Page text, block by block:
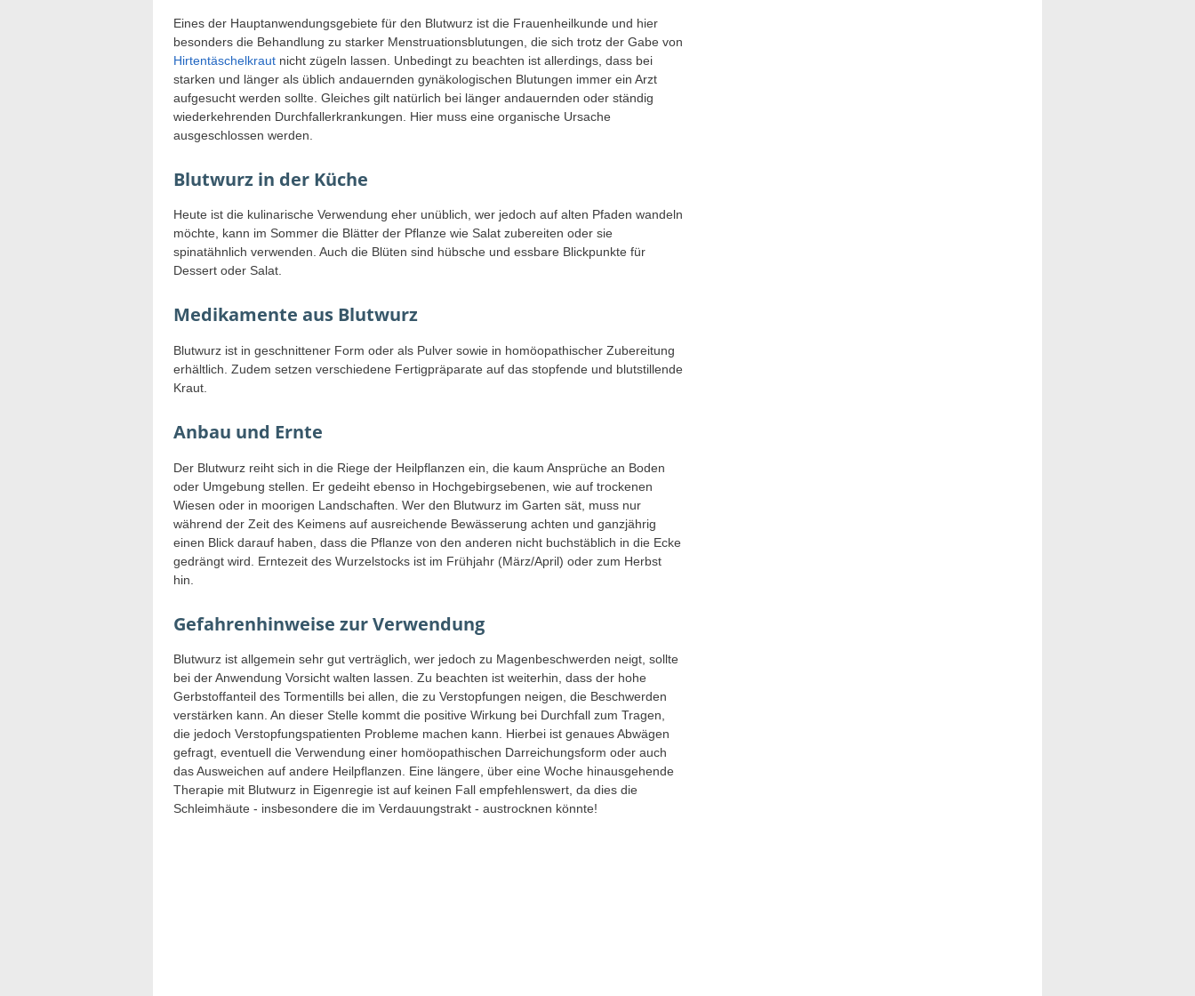
Eines der Hauptanwendungsgebiete für den Blutwurz ist die Frauenheilkunde und hier
besonders die Behandlung zu starker Menstruationsblutungen, die sich trotz der Gabe von
Hirtentäschelkraut nicht zügeln lassen. Unbedingt zu beachten ist allerdings, dass bei
starken und länger als üblich andauernden gynäkologischen Blutungen immer ein Arzt
aufgesucht werden sollte. Gleiches gilt natürlich bei länger andauernden oder ständig
wiederkehrenden Durchfallerkrankungen. Hier muss eine organische Ursache
ausgeschlossen werden.
Blutwurz in der Küche
Heute ist die kulinarische Verwendung eher unüblich, wer jedoch auf alten Pfaden wandeln
möchte, kann im Sommer die Blätter der Pflanze wie Salat zubereiten oder sie
spinatähnlich verwenden. Auch die Blüten sind hübsche und essbare Blickpunkte für
Dessert oder Salat.
Medikamente aus Blutwurz
Blutwurz ist in geschnittener Form oder als Pulver sowie in homöopathischer Zubereitung
erhältlich. Zudem setzen verschiedene Fertigpräparate auf das stopfende und blutstillende
Kraut.
Anbau und Ernte
Der Blutwurz reiht sich in die Riege der Heilpflanzen ein, die kaum Ansprüche an Boden
oder Umgebung stellen. Er gedeiht ebenso in Hochgebirgsebenen, wie auf trockenen
Wiesen oder in moorigen Landschaften. Wer den Blutwurz im Garten sät, muss nur
während der Zeit des Keimens auf ausreichende Bewässerung achten und ganzjährig
einen Blick darauf haben, dass die Pflanze von den anderen nicht buchstäblich in die Ecke
gedrängt wird. Erntezeit des Wurzelstocks ist im Frühjahr (März/April) oder zum Herbst
hin.
Gefahrenhinweise zur Verwendung
Blutwurz ist allgemein sehr gut verträglich, wer jedoch zu Magenbeschwerden neigt, sollte
bei der Anwendung Vorsicht walten lassen. Zu beachten ist weiterhin, dass der hohe
Gerbstoffanteil des Tormentills bei allen, die zu Verstopfungen neigen, die Beschwerden
verstärken kann. An dieser Stelle kommt die positive Wirkung bei Durchfall zum Tragen,
die jedoch Verstopfungspatienten Probleme machen kann. Hierbei ist genaues Abwägen
gefragt, eventuell die Verwendung einer homöopathischen Darreichungsform oder auch
das Ausweichen auf andere Heilpflanzen. Eine längere, über eine Woche hinausgehende
Therapie mit Blutwurz in Eigenregie ist auf keinen Fall empfehlenswert, da dies die
Schleimhäute - insbesondere die im Verdauungstrakt - austrocknen könnte!